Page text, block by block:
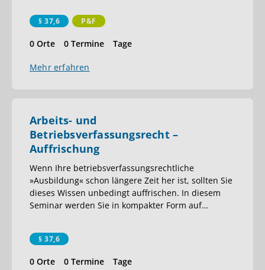
§ 37,6 P&F
0 Orte 0 Termine Tage
Mehr erfahren
Arbeits- und
Betriebsverfassungsrecht –
Auffrischung
Wenn Ihre betriebsverfassungsrechtliche
»Ausbildung« schon längere Zeit her ist, sollten Sie
dieses Wissen unbedingt auffrischen. In diesem
Seminar werden Sie in kompakter Form auf…
§ 37,6
0 Orte 0 Termine Tage